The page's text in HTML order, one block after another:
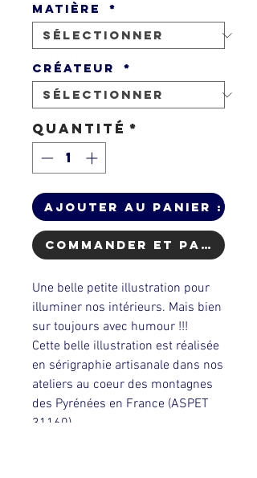
Matière *
Créateur *
Quantité *
Ajouter au Panier :)
Commander et payer
Une belle petite illustration pour
illuminer nos intérieurs. Mais bien
sur toujours avec humour !!!
Cette belle illustration est réalisée
en sérigraphie artisanale dans nos
ateliers au coeur des montagnes
des Pyrénées en France (ASPET
31160).